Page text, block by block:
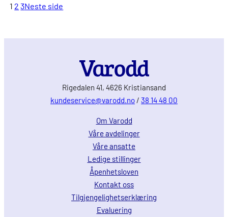
1 2 3Neste side
Rigedalen 41, 4626 Kristiansand
kundeservice@varodd.no / 38 14 48 00
Om Varodd
Våre avdelinger
Våre ansatte
Ledige stillinger
Åpenhetsloven
Kontakt oss
Tilgjengelighetserklæring
Evaluering